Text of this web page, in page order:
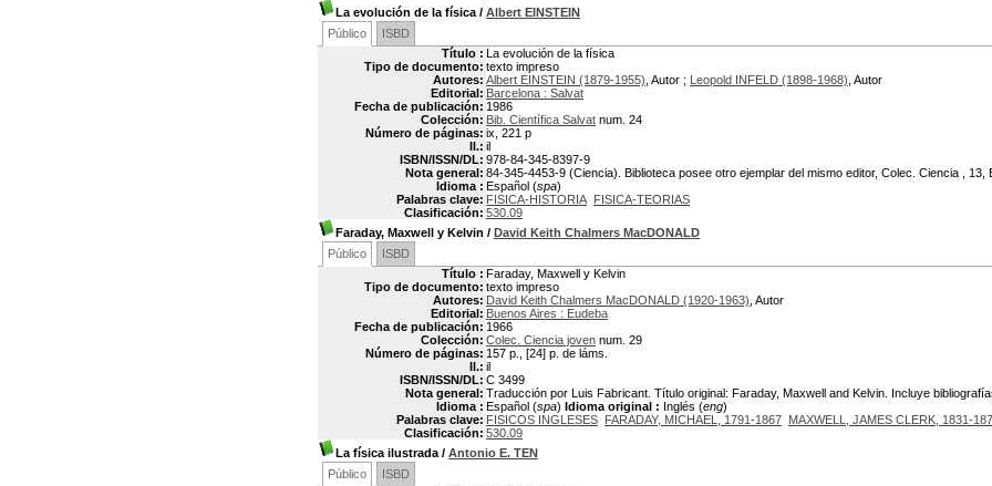
La evolución de la física / Albert EINSTEIN
Público
ISBD
Título : La evolución de la física
Tipo de documento: texto impreso
Autores: Albert EINSTEIN (1879-1955) , Autor ; Leopold INFELD (1898-1968) , Autor
Editorial: Barcelona : Salvat
Fecha de publicación: 1986
Colección: Bib. Científica Salvat num. 24
Número de páginas: ix, 221 p
Il.: il
ISBN/ISSN/DL: 978-84-345-8397-9
Nota general: 84-345-4453-9 (Ciencia). Biblioteca posee otro ejemplar del mismo editor, Colec. Ciencia ,
Idioma : Español (spa)
Palabras clave: FISICA-HISTORIA FISICA-TEORIAS
Clasificación: 530.09
Faraday, Maxwell y Kelvin / David Keith Chalmers MacDONALD
Público
ISBD
Título : Faraday, Maxwell y Kelvin
Tipo de documento: texto impreso
Autores: David Keith Chalmers MacDONALD (1920-1963) , Autor
Editorial: Buenos Aires : Eudeba
Fecha de publicación: 1966
Colección: Colec. Ciencia joven num. 29
Número de páginas: 157 p., [24] p. de láms.
Il.: il
ISBN/ISSN/DL: C 3499
Nota general: Traducción por Luis Fabricant. Título original: Faraday, Maxwell and Kelvin. Incluye
Idioma : Español (spa) Idioma original : Inglés (eng)
Palabras clave: FISICOS INGLESES FARADAY, MICHAEL, 1791-1867 MAXWELL, JAMES CLERK, 1831-
Clasificación: 530.09
La física ilustrada / Antonio E. TEN
Público
ISBD